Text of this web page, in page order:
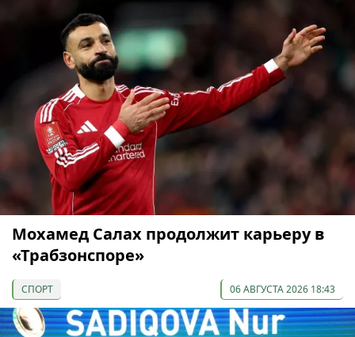
Мохамед Салах продолжит карьеру в
«Трабзонспоре»
СПОРТ 06 АВГУСТА 2026 18:43